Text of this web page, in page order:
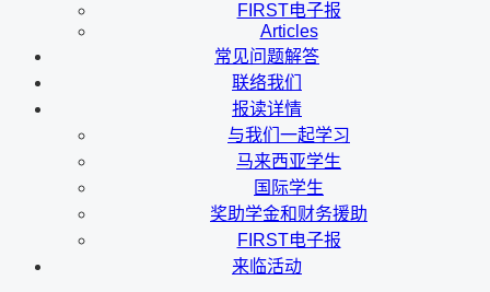
FIRST电子报
Articles
常见问题解答
联络我们
报读详情
与我们一起学习
马来西亚学生
国际学生
奖助学金和财务援助
FIRST电子报
来临活动